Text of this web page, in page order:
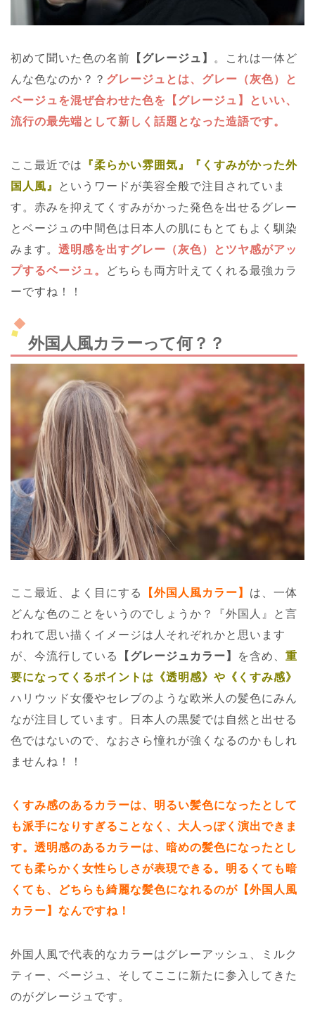
初めて聞いた色の名前 【グレージュ】
。これは一体ど
んな色なのか？？ グレージュとは、グレー（灰色）と
ベージュを混ぜ合わせた色を【グレージュ】といい、
流行の最先端として新しく話題となった造語です。
ここ最近では
『柔らかい雰囲気』『くすみがかった外
国人風』
というワードが美容全般で注目されていま
す。赤みを抑えてくすみがかった発色を出せるグレー
とベージュの中間色は日本人の肌にもとてもよく馴染
みます。 透明感を出すグレー（灰色）とツヤ感がアッ
プするベージュ。
どちらも両方叶えてくれる最強カラ
ーですね！！
外国人風カラーって何？？
ここ最近、よく目にする 【外国人風カラー】 は、一体
どんな色のことをいうのでしょうか？『外国人』と言
われて思い描くイメージは人それぞれかと思います
が、今流行している
【グレージュカラー】 を含め、 重
要になってくるポイントは《透明感》や《くすみ感》
ハリウッド女優やセレブのような欧米人の髪色にみん
なが注目しています。日本人の黒髪では自然と出せる
色ではないので、なおさら憧れが強くなるのかもしれ
ませんね！！
くすみ感のあるカラーは、明るい髪色になったとして
も派手になりすぎることなく、大人っぽく演出できま
す。透明感のあるカラーは、暗めの髪色になったとし
ても柔らかく女性らしさが表現できる。明るくても暗
くても、どちらも綺麗な髪色になれるのが【外国人風
カラー】なんですね！
外国人風で代表的なカラーはグレーアッシュ、ミルク
ティー、ベージュ、そしてここに新たに参入してきた
のがグレージュです。